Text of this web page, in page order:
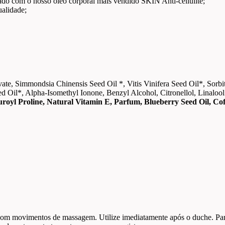
Simmondsia Chinensis Seed Oil *, Vitis Vinifera Seed Oil*,
Oil*, Alpha-Isomethyl Ionone, Benzyl Alcohol, Citronellol, Linalool
Proline, Natural Vitamin E, Parfum, Blueberry Seed Oil,
movimentos de massagem. Utilize imediatamente após o duche.